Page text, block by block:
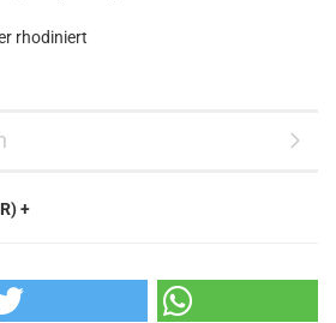
rhodiniert
+